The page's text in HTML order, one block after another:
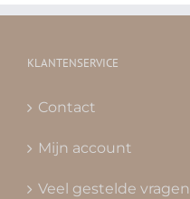
KLANTENSERVICE
Contact
Mijn account
Veel gestelde vragen